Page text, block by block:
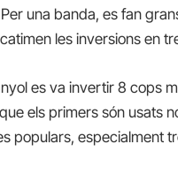
una banda, es fan
les inversions en
es va invertir 8 cops
els primers són usats
populars, especialment